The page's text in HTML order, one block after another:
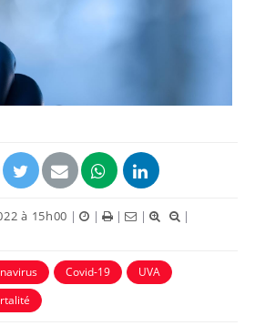
à 15h00 | | | |
|
Covid-19
UVA